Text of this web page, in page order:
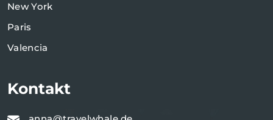
New York
Paris
Valencia
Kontakt